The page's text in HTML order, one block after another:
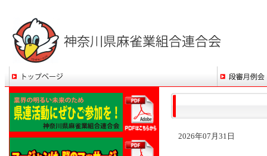
2026年07月31日